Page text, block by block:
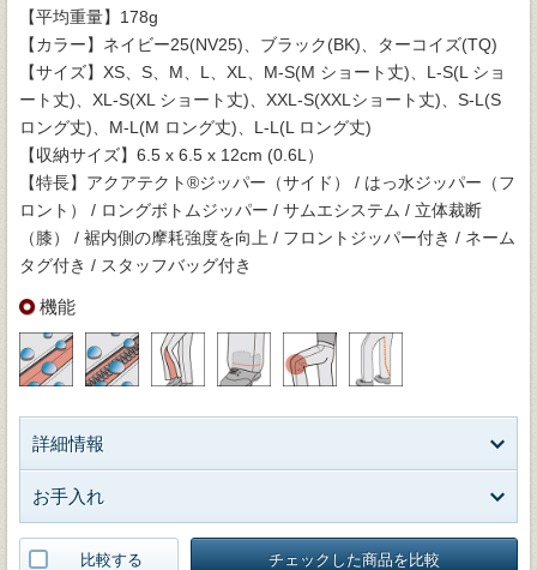
【平均重量】178g
【カラー】ネイビー25(NV25)、ブラック(BK)、ターコイズ(TQ)
【サイズ】XS、S、M、L、XL、M-S(M ショート丈)、L-S(L ショ
ート丈)、XL-S(XL ショート丈)、XXL-S(XXLショート丈)、S-L(S
ロング丈)、M-L(M ロング丈)、L-L(L ロング丈)
【収納サイズ】6.5 x 6.5 x 12cm (0.6L）
【特長】アクアテクト®ジッパー（サイド） / はっ水ジッパー（フ
ロント） / ロングボトムジッパー / サムエシステム / 立体裁断
（膝） / 裾内側の摩耗強度を向上 / フロントジッパー付き / ネーム
タグ付き / スタッフバッグ付き
機能
詳細情報
お手入れ
比較する チェックした商品を比較